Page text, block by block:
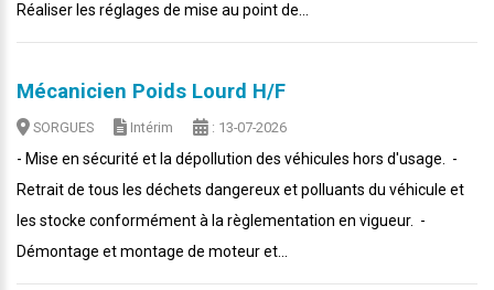
Réaliser les réglages de mise au point de...
Mécanicien Poids Lourd H/F
SORGUES Intérim : 13-07-2026
- Mise en sécurité et la dépollution des véhicules hors d'usage. -
Retrait de tous les déchets dangereux et polluants du véhicule et
les stocke conformément à la règlementation en vigueur. -
Démontage et montage de moteur et...